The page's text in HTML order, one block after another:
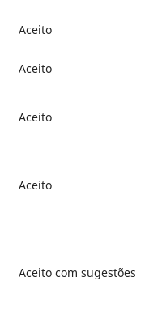
Aceito
Aceito
Aceito
Aceito
Aceito com sugestões